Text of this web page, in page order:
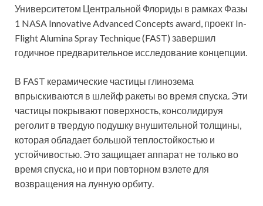
Университетом Центральной Флориды в рамках Фазы
1 NASA Innovative Advanced Concepts award, проект In-
Flight Alumina Spray Technique (FAST) завершил
годичное предварительное исследование концепции.
В FAST керамические частицы глинозема
впрыскиваются в шлейф ракеты во время спуска. Эти
частицы покрывают поверхность, консолидируя
реголит в твердую подушку внушительной толщины,
которая обладает большой теплостойкостью и
устойчивостью. Это защищает аппарат не только во
время спуска, но и при повторном взлете для
возвращения на лунную орбиту.